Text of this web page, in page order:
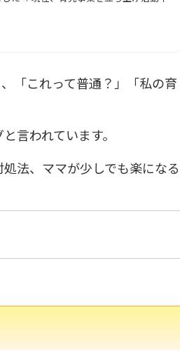
「これって普通？」「私の育
言われています。
法、ママが少しでも楽になる